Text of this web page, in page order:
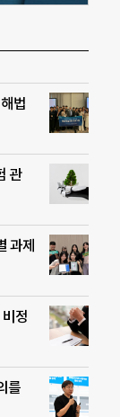
법
관
과제
정
를